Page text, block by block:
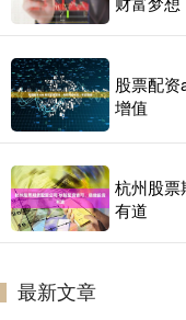
股票配
增值
杭州股票
有道
最新文章